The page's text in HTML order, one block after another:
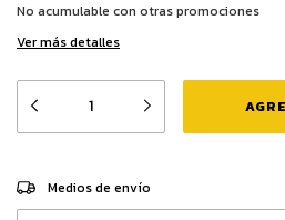
No acumulable con otras promociones
Ver más detalles
Entregas para el CP:
Medios de envío